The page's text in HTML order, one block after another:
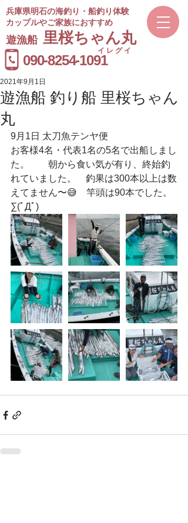
イレグイ
兵庫県明石の海釣り・船釣り体験
カップルやご家族におすすめ
090-8254-1091
遊漁船 ​里桜ちゃん丸
遊漁船 釣り船 里桜ちゃん
丸
2021年9月1日
9月1日 太刀魚テンヤ便
お客様4名・代表1名の5名で出船しまし
た。　　朝から食い気が有り、終始釣
れていました。　釣果は300本以上は数
えてません〜😅　竿頭は90本でした。
∑(ﾟДﾟ)